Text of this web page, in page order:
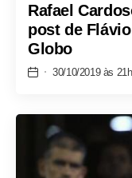
Rafael
post de
Globo
30/10/2019 às